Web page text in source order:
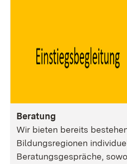
Beratung
Wir bieten bereits
Bildungsregionen
Beratungsgespräche,